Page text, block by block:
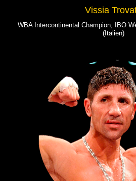
Vissia
WBA Intercontinental Champion, IBO
(Italien)